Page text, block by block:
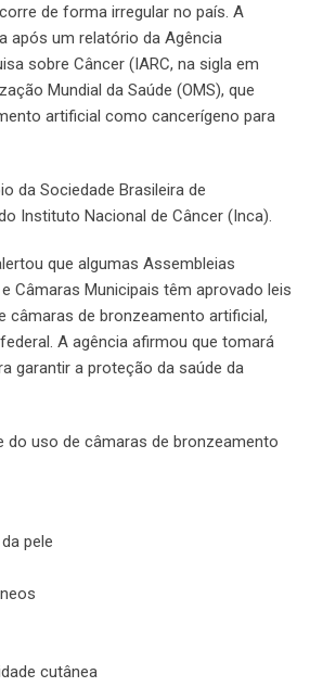
de forma irregular no país. A
após um relatório da Agência
sobre Câncer (IARC, na sigla em
Mundial da Saúde (OMS), que
artificial como cancerígeno para
da Sociedade Brasileira de
Instituto Nacional de Câncer (Inca).
que algumas Assembleias
Câmaras Municipais têm aprovado leis
câmaras de bronzeamento artificial,
A agência afirmou que tomará
garantir a proteção da saúde da
do uso de câmaras de bronzeamento
pele
cutânea